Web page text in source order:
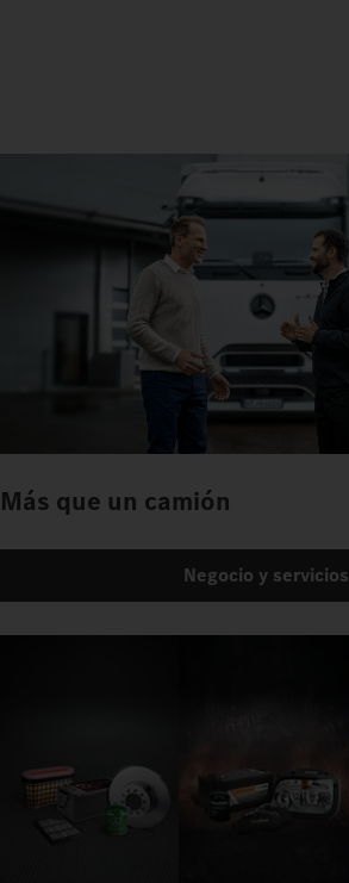
Más que un camión
Negocio y servicios